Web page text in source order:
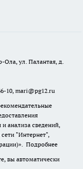
Ола, ул. Палантая, д.
10, mari@pg12.ru
анализа сведений,
"Интернет",
Подробнее
вы автоматически